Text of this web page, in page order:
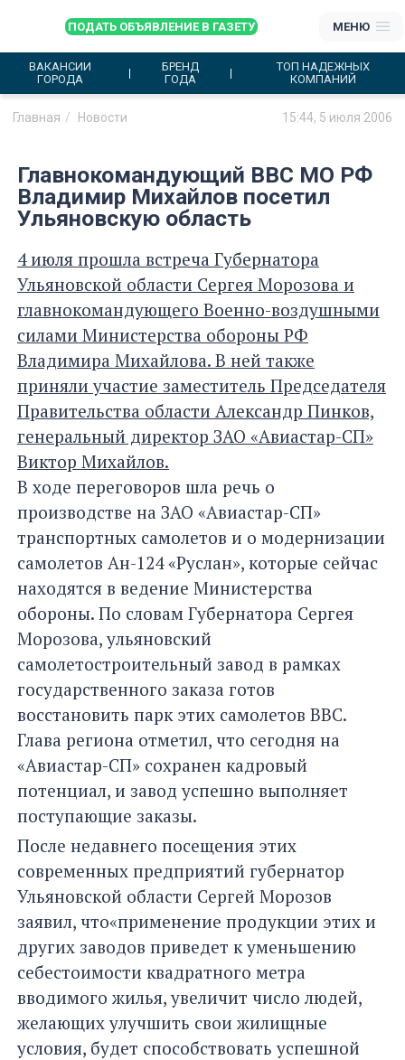
ПОДАТЬ ОБЪЯВЛЕНИЕ В ГАЗЕТУ МЕНЮ
ВАКАНСИИ
ГОРОДА
БРЕНД
ГОДА
ТОП НАДЕЖНЫХ
КОМПАНИЙ
Главная Новости 15:44, 5 июля 2006
Главнокомандующий ВВС МО РФ
Владимир Михайлов посетил
Ульяновскую область
4 июля прошла встреча Губернатора
Ульяновской области Сергея Морозова и
главнокомандующего Военно-воздушными
силами Министерства обороны РФ
Владимира Михайлова. В ней также
приняли участие заместитель Председателя
Правительства области Александр Пинков,
генеральный директор ЗАО «Авиастар-СП»
Виктор Михайлов.
В ходе переговоров шла речь о
производстве на ЗАО «Авиастар-СП»
транспортных самолетов и о модернизации
самолетов Ан-124 «Руслан», которые сейчас
находятся в ведение Министерства
обороны. По словам Губернатора Сергея
Морозова, ульяновский
самолетостроительный завод в рамках
государственного заказа готов
восстановить парк этих самолетов ВВС.
Глава региона отметил, что сегодня на
«Авиастар-СП» сохранен кадровый
потенциал, и завод успешно выполняет
поступающие заказы.
После недавнего посещения этих
современных предприятий губернатор
Ульяновской области Сергей Морозов
заявил, что«применение продукции этих и
других заводов приведет к уменьшению
себестоимости квадратного метра
вводимого жилья, увеличит число людей,
желающих улучшить свои жилищные
условия, будет способствовать успешной